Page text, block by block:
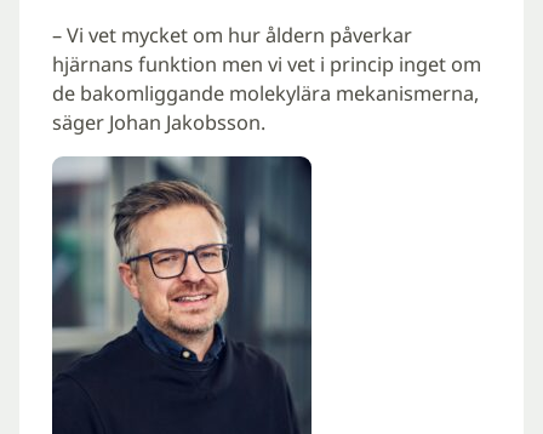
– Vi vet mycket om hur åldern påverkar
hjärnans funktion men vi vet i princip inget om
de bakomliggande molekylära mekanismerna,
säger Johan Jakobsson.